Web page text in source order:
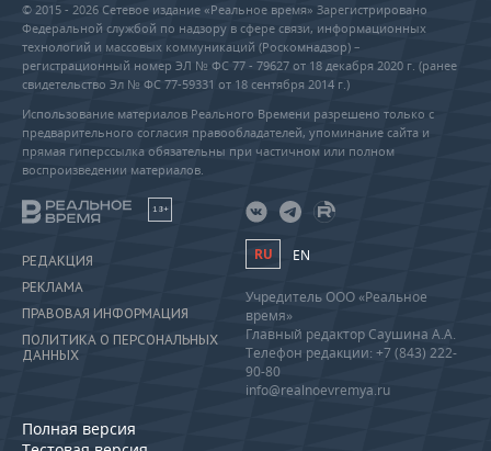
© 2015 - 2026 Сетевое издание «Реальное время» Зарегистрировано
Федеральной службой по надзору в сфере связи, информационных
технологий и массовых коммуникаций (Роскомнадзор) –
регистрационный номер ЭЛ № ФС 77 - 79627 от 18 декабря 2020 г. (ранее
свидетельство Эл № ФС 77-59331 от 18 сентября 2014 г.)
Использование материалов Реального Времени разрешено только с
предварительного согласия правообладателей, упоминание сайта и
прямая гиперссылка обязательны при частичном или полном
воспроизведении материалов.
18+
РЕДАКЦИЯ
РЕКЛАМА
ПРАВОВАЯ ИНФОРМАЦИЯ
ПОЛИТИКА О ПЕРСОНАЛЬНЫХ
ДАННЫХ
Полная версия
RU EN
Учредитель ООО «Реальное
время»
Главный редактор Саушина А.А.
Телефон редакции: +7 (843) 222-
90-80
info@realnoevremya.ru